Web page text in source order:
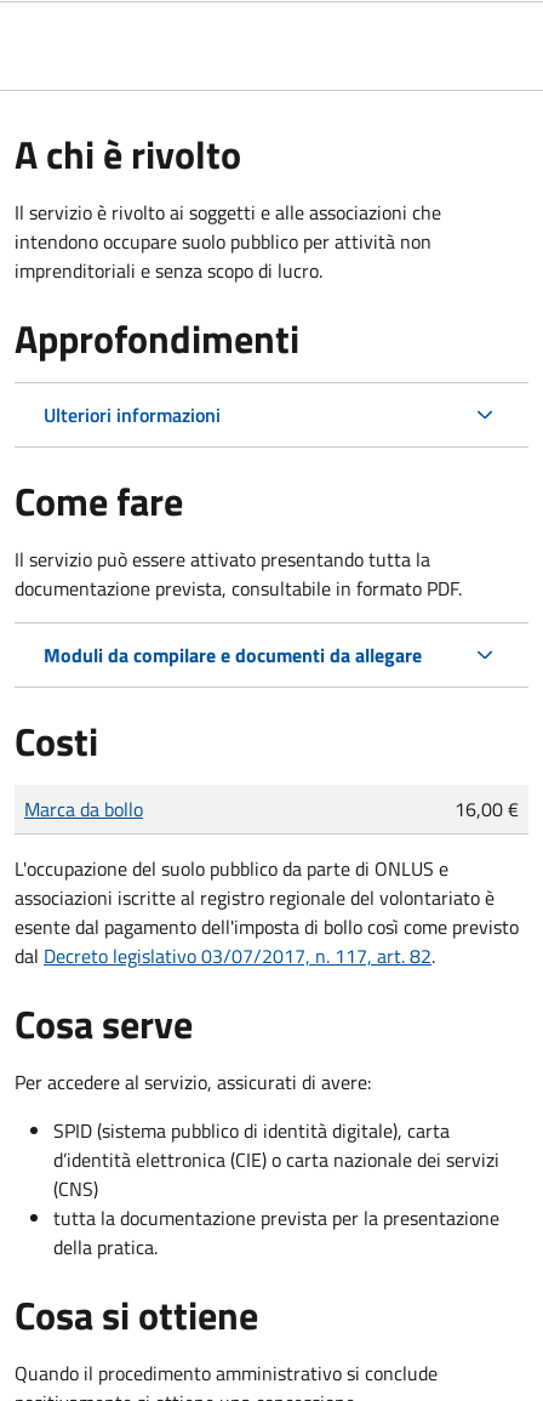
A chi è rivolto
Il servizio è rivolto ai soggetti e alle associazioni che
intendono occupare suolo pubblico per attività non
imprenditoriali e senza scopo di lucro.
Approfondimenti
Ulteriori informazioni
Come fare
Il servizio può essere attivato presentando tutta la
documentazione prevista, consultabile in formato PDF.
Moduli da compilare e documenti da allegare
Costi
Tipo di pagamento
Importo
Marca da bollo 16,00 €
L'occupazione del suolo pubblico da parte di ONLUS e
associazioni iscritte al registro regionale del volontariato è
esente dal pagamento dell'imposta di bollo così come previsto
dal Decreto legislativo 03/07/2017, n. 117, art. 82.
Cosa serve
Per accedere al servizio, assicurati di avere:
SPID (sistema pubblico di identità digitale), carta
d’identità elettronica (CIE) o carta nazionale dei servizi
(CNS)
tutta la documentazione prevista per la presentazione
della pratica.
Cosa si ottiene
Quando il procedimento amministrativo si conclude